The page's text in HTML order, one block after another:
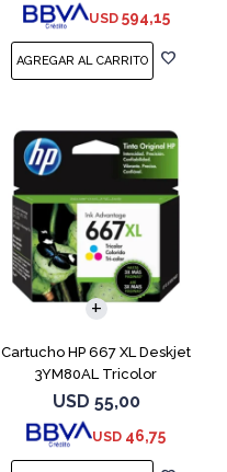
USD 594,15
Cartucho HP 667 XL Deskjet
3YM80AL Tricolor
USD 55,00
USD 46,75